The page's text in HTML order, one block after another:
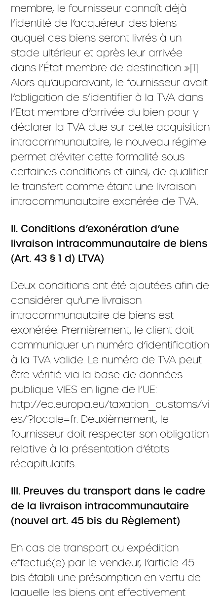
membre, le fournisseur connaît déjà
l’identité de l’acquéreur des biens
auquel ces biens seront livrés à un
stade ultérieur et après leur arrivée
dans l’État membre de destination »[1].
Alors qu’auparavant, le fournisseur avait
l’obligation de s’identifier à la TVA dans
l’Etat membre d’arrivée du bien pour y
déclarer la TVA due sur cette acquisition
intracommunautaire, le nouveau régime
permet d’éviter cette formalité sous
certaines conditions et ainsi, de qualifier
le transfert comme étant une livraison
intracommunautaire exonérée de TVA.
II. Conditions d’exonération d’une
livraison intracommunautaire de biens
(Art. 43 § 1 d) LTVA)
Deux conditions ont été ajoutées afin de
considérer qu’une livraison
intracommunautaire de biens est
exonérée. Premièrement, le client doit
communiquer un numéro d’identification
à la TVA valide. Le numéro de TVA peut
être vérifié via la base de données
publique VIES en ligne de l’UE:
http://ec.europa.eu/taxation_customs/vi
es/?locale=fr. Deuxièmement, le
fournisseur doit respecter son obligation
relative à la présentation d’états
récapitulatifs.
III. Preuves du transport dans le cadre
de la livraison intracommunautaire
(nouvel art. 45 bis du Règlement)
En cas de transport ou expédition
effectué(e) par le vendeur, l’article 45
bis établi une présomption en vertu de
laquelle les biens ont effectivement